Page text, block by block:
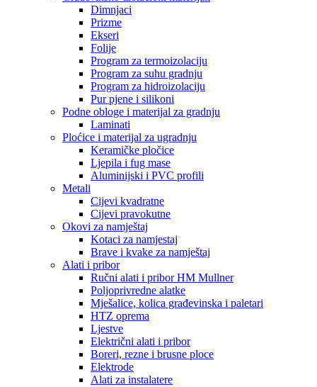
Dimnjaci
Prizme
Ekseri
Folije
Program za termoizolaciju
Program za suhu gradnju
Program za hidroizolaciju
Pur pjene i silikoni
Podne obloge i materijal za gradnju
Laminati
Ploćice i materijal za ugradnju
Keramičke pločice
Ljepila i fug mase
Aluminijski i PVC profili
Metali
Cijevi kvadratne
Cijevi pravokutne
Okovi za namještaj
Kotaci za namjestaj
Brave i kvake za namještaj
Alati i pribor
Ručni alati i pribor HM Mullner
Poljoprivredne alatke
Mješalice, kolica građevinska i paletari
HTZ oprema
Ljestve
Električni alati i pribor
Boreri, rezne i brusne ploce
Elektrode
Alati za instalatere